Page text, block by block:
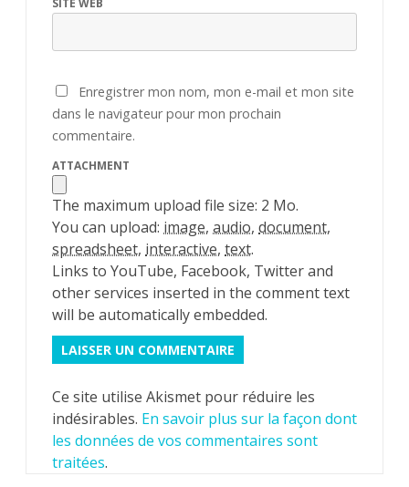
SITE WEB
Enregistrer mon nom, mon e-mail et mon site
dans le navigateur pour mon prochain
commentaire.
ATTACHMENT
The maximum upload file size: 2 Mo.
You can upload: image, audio, document,
spreadsheet, interactive, text.
Links to YouTube, Facebook, Twitter and
other services inserted in the comment text
will be automatically embedded.
Ce site utilise Akismet pour réduire les
indésirables. En savoir plus sur la façon dont
les données de vos commentaires sont
traitées.